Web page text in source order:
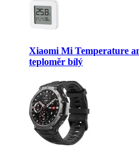
Xiaomi Mi Temperature
teploměr bílý